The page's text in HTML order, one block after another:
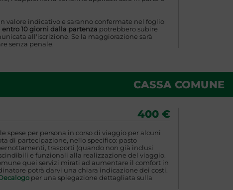
valore indicativo e saranno confermate nel foglio
entro 10 giorni dalla partenza potrebbero subire
all'iscrizione. Se la maggiorazione sarà
senza penale.
CASSA COMUNE
400 €
spese per persona in corso di viaggio per alcuni
di partecipazione, nello specifico: pasto
trasporti (quando non già inclusi
e funzionali alla realizzazione del viaggio.
quei servizi mirati ad aumentare il comfort in
potrà darvi una chiara indicazione dei costi.
per una spiegazione dettagliata sulla